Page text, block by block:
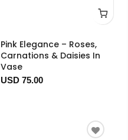
Pink Elegance – Roses,
Carnations & Daisies In
Vase
USD 75.00